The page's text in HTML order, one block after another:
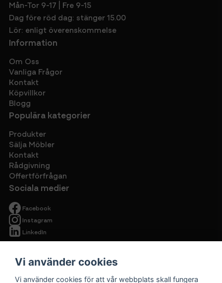
Mån-Tor 9-17 | Fre 9-15
Dag före röd dag: stänger 15.00
Lör: enligt överenskommelse
Information
Om Oss
Vanliga Frågor
Kontakt
Köpvillkor
Blogg
Populära kategorier
Produkter
Sälja Möbler
Kontakt
Rådgivning
Offertförfrågan
Sociala medier
Facebook
Instagram
LinkedIn
Vi använder cookies
Vi använder cookies för att vår webbplats skall fungera